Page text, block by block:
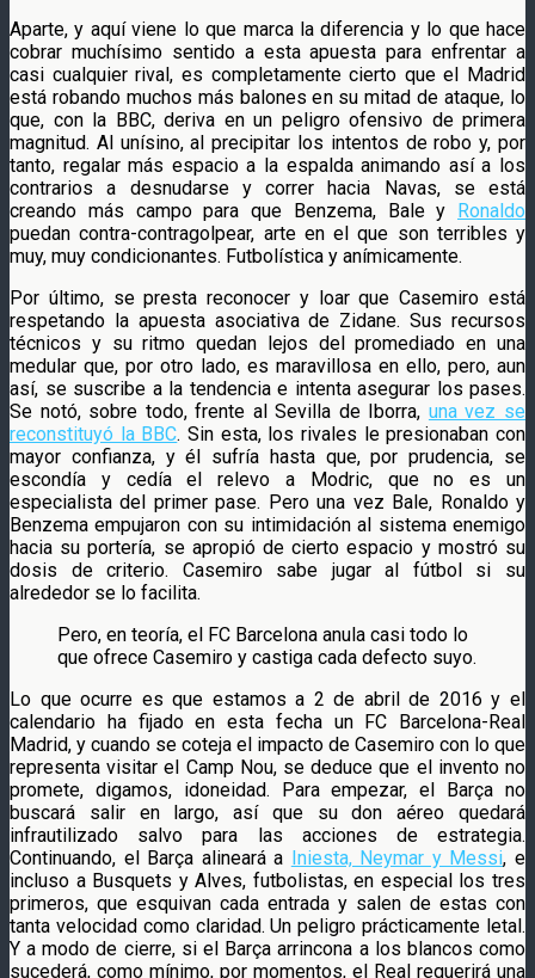
Aparte, y aquí viene lo que marca la diferencia y lo que hace
cobrar muchísimo sentido a esta apuesta para enfrentar a
casi cualquier rival, es completamente cierto que el Madrid
está robando muchos más balones en su mitad de ataque, lo
que, con la BBC, deriva en un peligro ofensivo de primera
magnitud. Al unísino, al precipitar los intentos de robo y, por
tanto, regalar más espacio a la espalda animando así a los
contrarios a desnudarse y correr hacia Navas, se está
creando más campo para que Benzema, Bale y Ronaldo
puedan contra-contragolpear, arte en el que son terribles y
muy, muy condicionantes. Futbolística y anímicamente.
Por último, se presta reconocer y loar que Casemiro está
respetando la apuesta asociativa de Zidane. Sus recursos
técnicos y su ritmo quedan lejos del promediado en una
medular que, por otro lado, es maravillosa en ello, pero, aun
así, se suscribe a la tendencia e intenta asegurar los pases.
Se notó, sobre todo, frente al Sevilla de Iborra, una vez se
reconstituyó la BBC. Sin esta, los rivales le presionaban con
mayor confianza, y él sufría hasta que, por prudencia, se
escondía y cedía el relevo a Modric, que no es un
especialista del primer pase. Pero una vez Bale, Ronaldo y
Benzema empujaron con su intimidación al sistema enemigo
hacia su portería, se apropió de cierto espacio y mostró su
dosis de criterio. Casemiro sabe jugar al fútbol si su
alrededor se lo facilita.
Pero, en teoría, el FC Barcelona anula casi todo lo
que ofrece Casemiro y castiga cada defecto suyo.
Lo que ocurre es que estamos a 2 de abril de 2016 y el
calendario ha fijado en esta fecha un FC Barcelona-Real
Madrid, y cuando se coteja el impacto de Casemiro con lo que
representa visitar el Camp Nou, se deduce que el invento no
promete, digamos, idoneidad. Para empezar, el Barça no
buscará salir en largo, así que su don aéreo quedará
infrautilizado salvo para las acciones de estrategia.
Continuando, el Barça alineará a Iniesta, Neymar y Messi, e
incluso a Busquets y Alves, futbolistas, en especial los tres
primeros, que esquivan cada entrada y salen de estas con
tanta velocidad como claridad. Un peligro prácticamente letal.
Y a modo de cierre, si el Barça arrincona a los blancos como
sucederá, como mínimo, por momentos, el Real requerirá una